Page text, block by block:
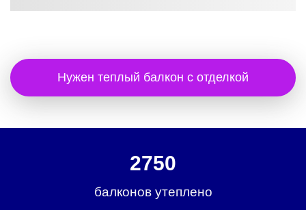
Нужен теплый балкон с отделкой
2750
балконов утеплено